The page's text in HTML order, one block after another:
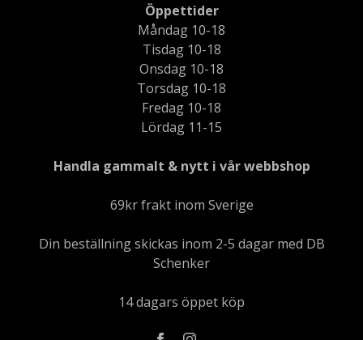
Öppettider
Måndag 10-18
Tisdag 10-18
Onsdag 10-18
Torsdag 10-18
Fredag 10-18
Lördag 11-15
Handla gammalt & nytt i vår webbshop
69kr frakt inom Sverige
Din beställning skickas inom 2-5 dagar med DB
Schenker
14 dagars öppet köp